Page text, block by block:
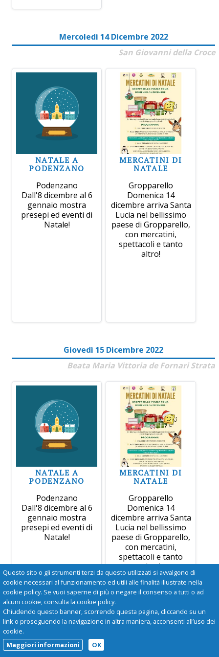
Mercoledì 14 Dicembre 2022
San Giovanni della Croce
NATALE A
PODENZANO
Podenzano
Dall'8 dicembre al 6
gennaio mostra
presepi ed eventi di
Natale!
MERCATINI DI
NATALE
Gropparello
Domenica 14
dicembre arriva Santa
Lucia nel bellissimo
paese di Gropparello,
con mercatini,
spettacoli e tanto
altro!
Giovedì 15 Dicembre 2022
Beata Maria Vittoria de Fornari Strata
NATALE A
PODENZANO
Podenzano
Dall'8 dicembre al 6
gennaio mostra
presepi ed eventi di
Natale!
MERCATINI DI
NATALE
Gropparello
Domenica 14
dicembre arriva Santa
Lucia nel bellissimo
paese di Gropparello,
con mercatini,
spettacoli e tanto
altro!
Questo sito o gli strumenti terzi da questo utilizzati si avvalgono di
cookie necessari al funzionamento ed utili alle finalità illustrate nella
cookie policy. Se vuoi saperne di più o negare il consenso a tutti o ad
alcuni cookie, consulta la cookie policy.
Chiudendo questo banner, scorrendo questa pagina, cliccando su un
link o proseguendo la navigazione in altra maniera, acconsenti all’uso dei
cookie.
Maggiori informazioni
OK